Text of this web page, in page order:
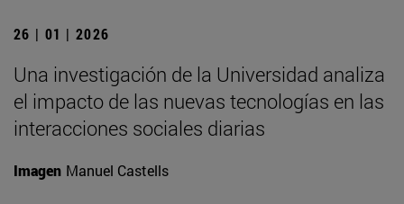
26 | 01 | 2026
Una investigación de la Universidad analiza
el impacto de las nuevas tecnologías en las
interacciones sociales diarias
Imagen Manuel Castells